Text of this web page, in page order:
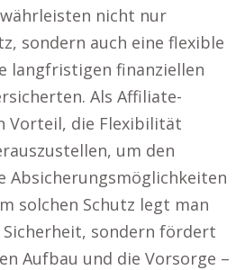
nicht nur
sondern auch eine flexible
langfristigen finanziellen
Als Affiliate-
Vorteil, die Flexibilität
um den
Absicherungsmöglichkeiten
solchen Schutz legt man
sondern fördert
Aufbau und die Vorsorge –